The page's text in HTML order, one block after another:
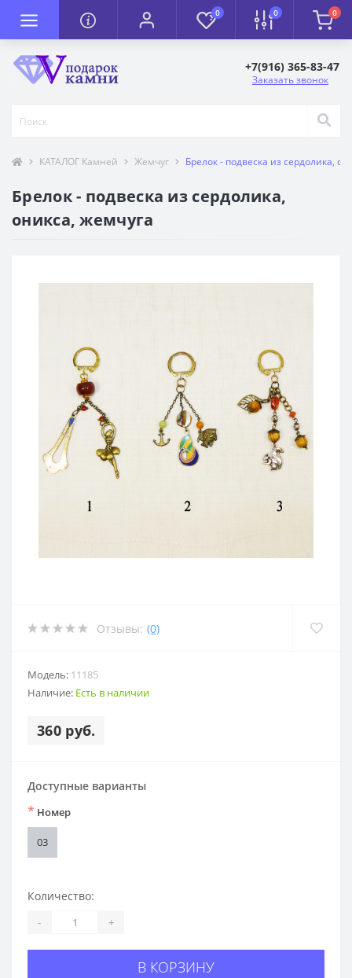
0 0 0
+7(916) 365-83-47
Заказать звонок
КАТАЛОГ Камней Жемчуг Брелок - подвеска из сердолика,
Брелок - подвеска из сердолика,
оникса, жемчуга
Отзывы: (0)
Модель: 11185
Наличие: Есть в наличии
360 руб.
Доступные варианты
* Номер
03
Количество:
- +
В КОРЗИНУ